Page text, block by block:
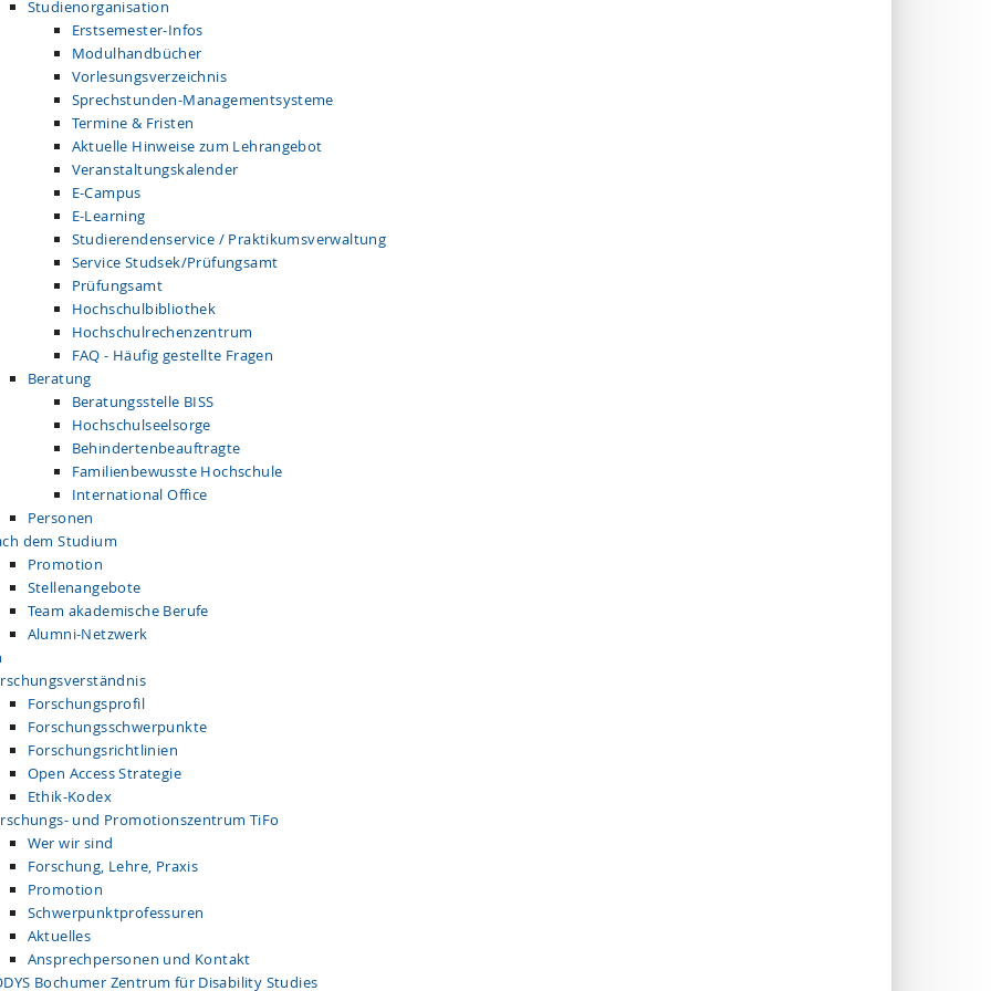
Studienorganisation
Erstsemester-Infos
Modulhandbücher
Vorlesungsverzeichnis
Sprechstunden-Managementsysteme
Termine & Fristen
Aktuelle Hinweise zum Lehrangebot
Veranstaltungskalender
E-Campus
E-Learning
Studierendenservice / Praktikumsverwaltung
Service Studsek/Prüfungsamt
Prüfungsamt
Hochschulbibliothek
Hochschulrechenzentrum
FAQ - Häufig gestellte Fragen
Beratung
Beratungsstelle BISS
Hochschulseelsorge
Behindertenbeauftragte
Familienbewusste Hochschule
International Office
Personen
dem Studium
Promotion
Stellenangebote
Team akademische Berufe
Alumni-Netzwerk
Forschungsprofil
Forschungsschwerpunkte
Forschungsrichtlinien
Open Access Strategie
Ethik-Kodex
und Promotionszentrum TiFo
Wer wir sind
Forschung, Lehre, Praxis
Promotion
Schwerpunktprofessuren
Aktuelles
Ansprechpersonen und Kontakt
Bochumer Zentrum für Disability Studies